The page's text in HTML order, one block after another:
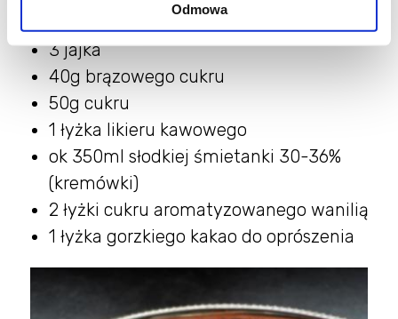
Odmowa
3 jajka
40g brązowego cukru
50g cukru
1 łyżka likieru kawowego
ok 350ml słodkiej śmietanki 30-36%
(kremówki)
2 łyżki cukru aromatyzowanego wanilią
1 łyżka gorzkiego kakao do oprószenia